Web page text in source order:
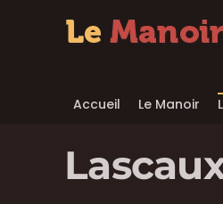
Accueil Le Manoir